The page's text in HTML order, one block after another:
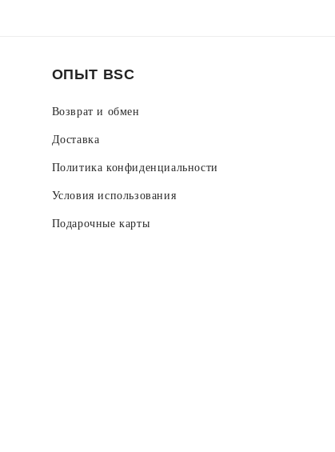
ОПЫТ BSC
Возврат и обмен
Доставка
Политика конфиденциальности
Условия использования
Подарочные карты